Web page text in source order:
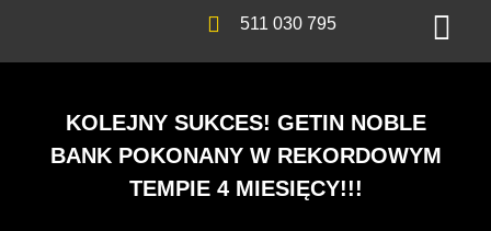
511 030 795
KOLEJNY SUKCES! GETIN NOBLE
BANK POKONANY W REKORDOWYM
TEMPIE 4 MIESIĘCY!!!